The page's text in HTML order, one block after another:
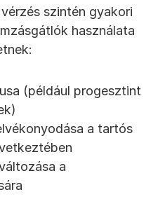
szintén gyakori
használata
(például progesztint
a tartós
a